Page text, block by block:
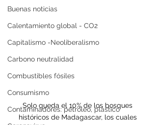
Buenas noticias
Calentamiento global - CO2
Capitalismo -Neoliberalismo
Carbono neutralidad
Combustibles fósiles
Consumismo
Contaminadores: petróleo, plástico
Solo queda el 10% de los bosques
históricos de Madagascar, los cuales